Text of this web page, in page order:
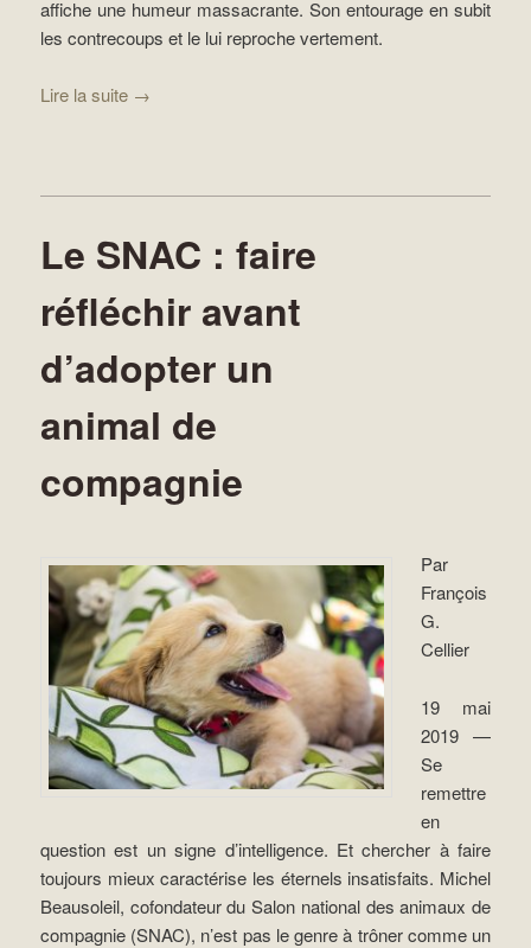
affiche une humeur massacrante. Son entourage en subit
les contrecoups et le lui reproche vertement.
Lire la suite →
Le SNAC : faire
réfléchir avant
d’adopter un
animal de
compagnie
Par
François
G.
Cellier
19 mai
2019 —
Se
remettre
en
question est un signe d’intelligence. Et chercher à faire
toujours mieux caractérise les éternels insatisfaits. Michel
Beausoleil, cofondateur du Salon national des animaux de
compagnie (SNAC), n’est pas le genre à trôner comme un